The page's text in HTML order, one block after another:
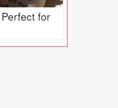
for